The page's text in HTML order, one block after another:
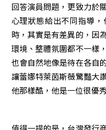
回答演員問題，更致力於
心理狀態給出不同指導
時，其實是有差異的，因
環境、整體氛圍都不一樣
也會自然地像是待在各自
讓蕾娜特萊茵斯薇驚豔大
他那樣酷，他是一位很優